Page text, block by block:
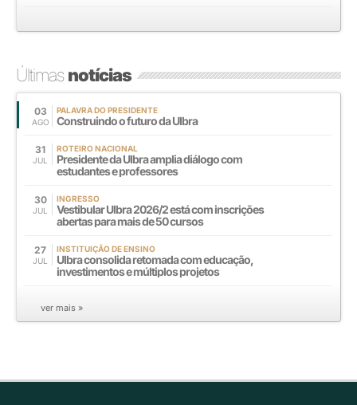
Últimasnotícias
03
AGO
PALAVRA DO PRESIDENTE
Construindo o futuro da Ulbra
31
JUL
ROTEIRO NACIONAL
Presidente da Ulbra amplia diálogo com
estudantes e professores
30
JUL
INGRESSO
Vestibular Ulbra 2026/2 está com inscrições
abertas para mais de 50 cursos
27
JUL
INSTITUIÇÃO DE ENSINO
Ulbra consolida retomada com educação,
investimentos e múltiplos projetos
ver mais »